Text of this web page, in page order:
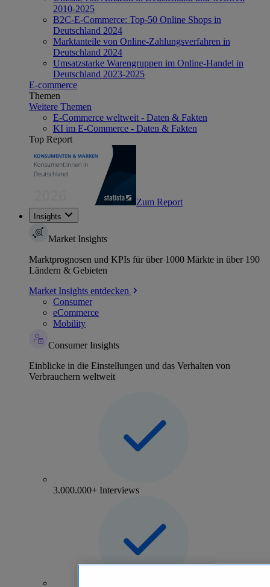
2010-2025
B2C-E-Commerce: Top-50 Online Shops in
Deutschland 2024
Marktanteile von Online-Zahlungsverfahren in
Deutschland 2024
Umsatzstarke Warengruppen im Online-Handel in
Deutschland 2023-2025
E-commerce
Themen
Weitere Themen
E-Commerce weltweit - Daten & Fakten
KI im E-Commerce - Daten & Fakten
Top Report
Zum Report
Insights
Market Insights
Marktprognosen und KPIs für über 1000 Märkte in über 190
Ländern & Gebieten
Market Insights entdecken
Consumer
eCommerce
Mobility
Consumer Insights
Einblicke in die Einstellungen und das Verhalten von
Verbrauchern weltweit
3.000.000+ Interviews